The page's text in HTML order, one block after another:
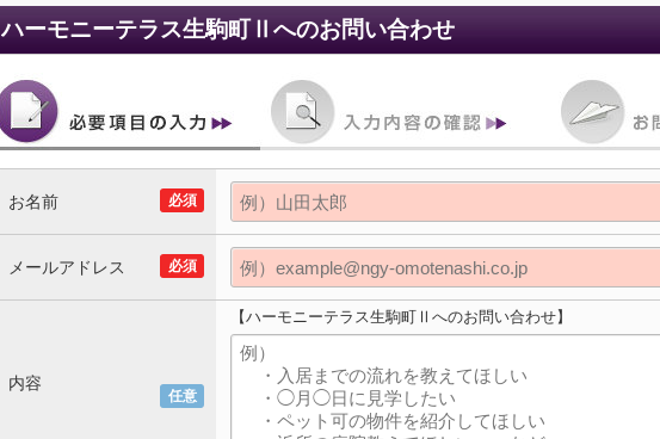
ハーモニーテラス生駒町Ⅱ へのお問い合わせ
必須
お名前
必須
メールアドレス
任意
内容
【ハーモニーテラス生駒町Ⅱへのお問い合わせ】